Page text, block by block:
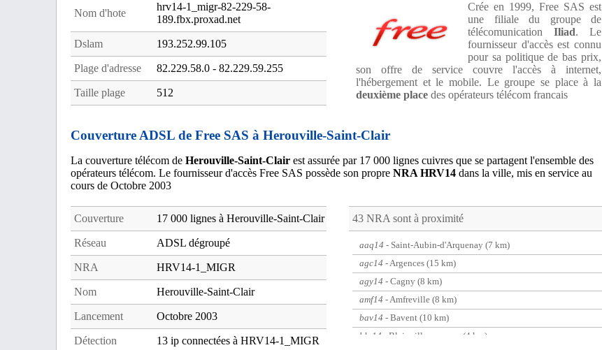
Nom d'hote
hrv14-1_migr-82-229-58-
189.fbx.proxad.net
Dslam 193.252.99.105
Plage d'adresse 82.229.58.0 - 82.229.59.255
Taille plage 512
Crée en 1999, Free SAS est
une filiale du groupe de
télécomunication Iliad. Le
fournisseur d'accès est connu
pour sa politique de bas prix,
son offre de service couvre l'accès à internet,
l'hébergement et le mobile. Le groupe se place à la
deuxième place des opérateurs télécom francais
Couverture ADSL de Free SAS à Herouville-Saint-Clair
La couverture télécom de Herouville-Saint-Clair est assurée par 17 000 lignes cuivres que se partagent l'ensemble des
opérateurs télécom. Le fournisseur d'accès Free SAS possède son propre NRA HRV14 dans la ville, mis en service au
cours de Octobre 2003
Couverture 17 000 lignes à Herouville-Saint-Clair
Réseau ADSL dégroupé
NRA HRV14-1_MIGR
Nom Herouville-Saint-Clair
Lancement Octobre 2003
Détection 13 ip connectées à HRV14-1_MIGR
43 NRA sont à proximité
aaq14 - Saint-Aubin-d'Arquenay (7 km)
agc14 - Argences (15 km)
agy14 - Cagny (8 km)
amf14 - Amfreville (8 km)
bav14 - Bavent (10 km)
bla14 - Blainville-sur-orne (4 km)